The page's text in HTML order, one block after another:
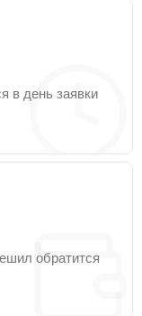
в день заявки
обратится